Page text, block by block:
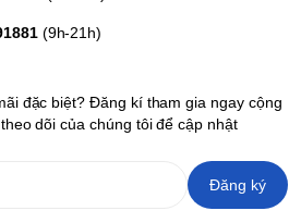
(9h-21h)
đặc biệt? Đăng kí tham gia ngay cộng
dõi của chúng tôi để cập nhật
Đăng ký